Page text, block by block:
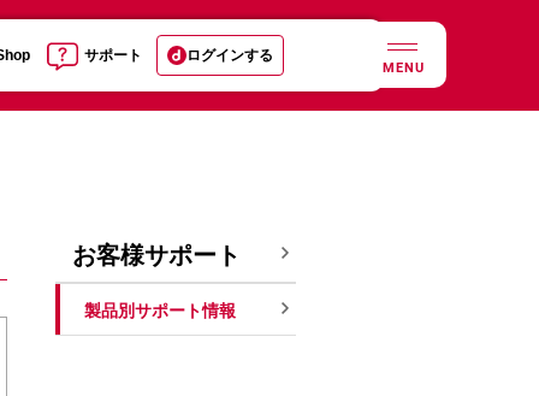
サポート ログインする
MENU
お客様サポート
製品別サポート情報